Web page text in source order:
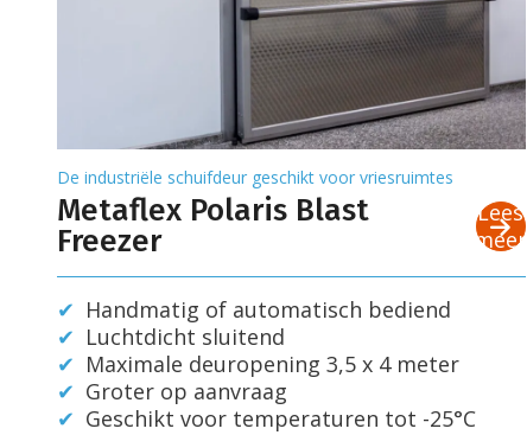
Metaflex Polaris Blast
Freezer
De industriële schuifdeur geschikt voor vriesruimtes
Handmatig of automatisch bediend
Luchtdicht sluitend
Maximale deuropening 3,5 x 4 meter
Groter op aanvraag
Geschikt voor temperaturen tot -25°C
Lees
meer